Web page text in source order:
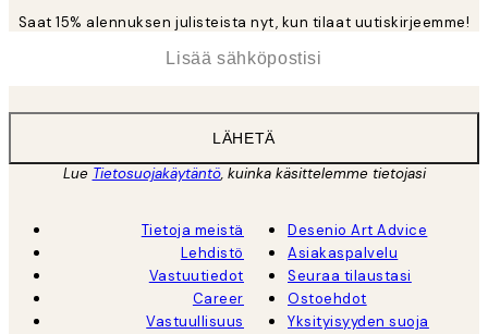
Saat 15% alennuksen julisteista nyt, kun tilaat uutiskirjeemme!
LÄHETÄ
Lue Tietosuojakäytäntö, kuinka käsittelemme tietojasi
Tietoja meistä
Lehdistö
Vastuutiedot
Career
Vastuullisuus
Desenio Art Advice
Asiakaspalvelu
Seuraa tilaustasi
Ostoehdot
Yksityisyyden suoja